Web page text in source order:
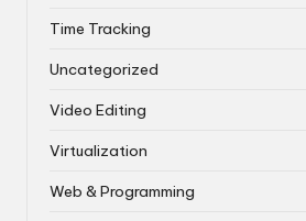
Time Tracking
Uncategorized
Video Editing
Virtualization
Web & Programming